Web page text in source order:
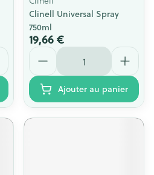
Clinell Universal Spray
750ml
19,66 €
Quantité
Ajouter au panier